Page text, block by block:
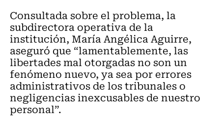
Consultada sobre el problema, la
subdirectora operativa de la
institución, María Angélica Aguirre,
aseguró que “lamentablemente, las
libertades mal otorgadas no son un
fenómeno nuevo, ya sea por errores
administrativos de los tribunales o
negligencias inexcusables de nuestro
personal”.